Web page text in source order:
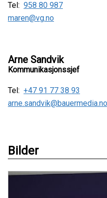
Tel: 958 80 987
maren@vg.no
Arne Sandvik
Kommunikasjonssjef
Tel: +47 91 77 38 93
arne.sandvik@bauermedia.no
Bilder